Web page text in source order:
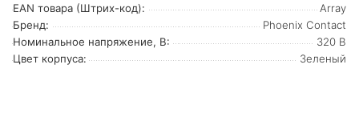
EAN товара (Штрих-код):
Array
Бренд:
Phoenix Contact
Номинальное напряжение, В:
320 В
Цвет корпуса:
Зеленый